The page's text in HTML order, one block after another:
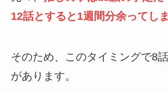
12話とすると1週間分余ってし
そのため、このタイミングで8
があります。